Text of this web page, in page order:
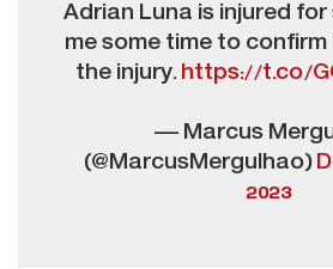
Adrian Luna is injured for
me some time to
the injury.https://t.co/
— Marcus
(@MarcusMergulhao)
2023